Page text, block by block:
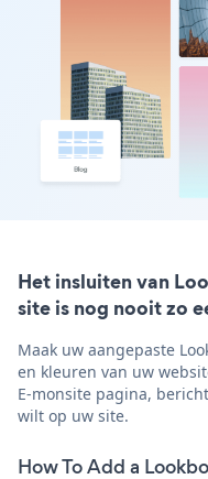
Het insluiten van
site is nog nooit zo
Maak uw aangepaste
en kleuren van uw
E-monsite pagina,
wilt op uw site.
How To Add a